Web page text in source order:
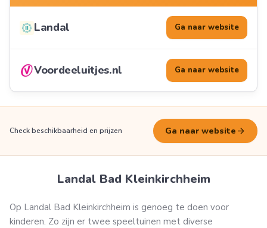
Landal Ga naar website
Voordeeluitjes.nl Ga naar website
Check beschikbaarheid en prijzen Ga naar website arrow_forward
Landal Bad Kleinkirchheim
Op Landal Bad Kleinkirchheim is genoeg te doen voor
kinderen. Zo zijn er twee speeltuinen met diverse